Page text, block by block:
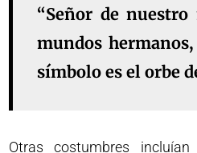
“Señor de
mundos
símbolo es el orbe
Otras costumbres